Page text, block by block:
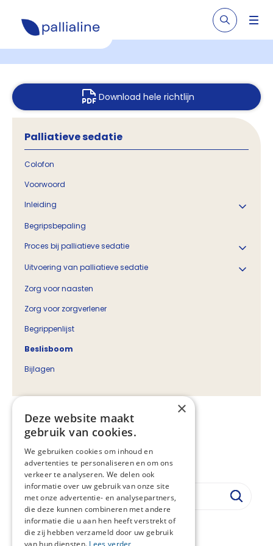
Download hele richtlijn
Palliatieve sedatie
Colofon
Voorwoord
Inleiding
Begripsbepaling
Proces bij palliatieve sedatie
Uitvoering van palliatieve sedatie
Zorg voor naasten
Zorg voor zorgverlener
Begrippenlijst
Beslisboom
Bijlagen
Beslisboom
Regiehouder:
Download de beslisboom (PDF)
×
Deze website maakt
gebruik van cookies.
We gebruiken cookies om inhoud en
advertenties te personaliseren en om ons
verkeer te analyseren. We delen ook
informatie over uw gebruik van onze site
met onze advertentie- en analysepartners,
die deze kunnen combineren met andere
informatie die u aan hen heeft verstrekt of
die zij hebben verzameld door uw gebruik
van hun diensten. Lees verder